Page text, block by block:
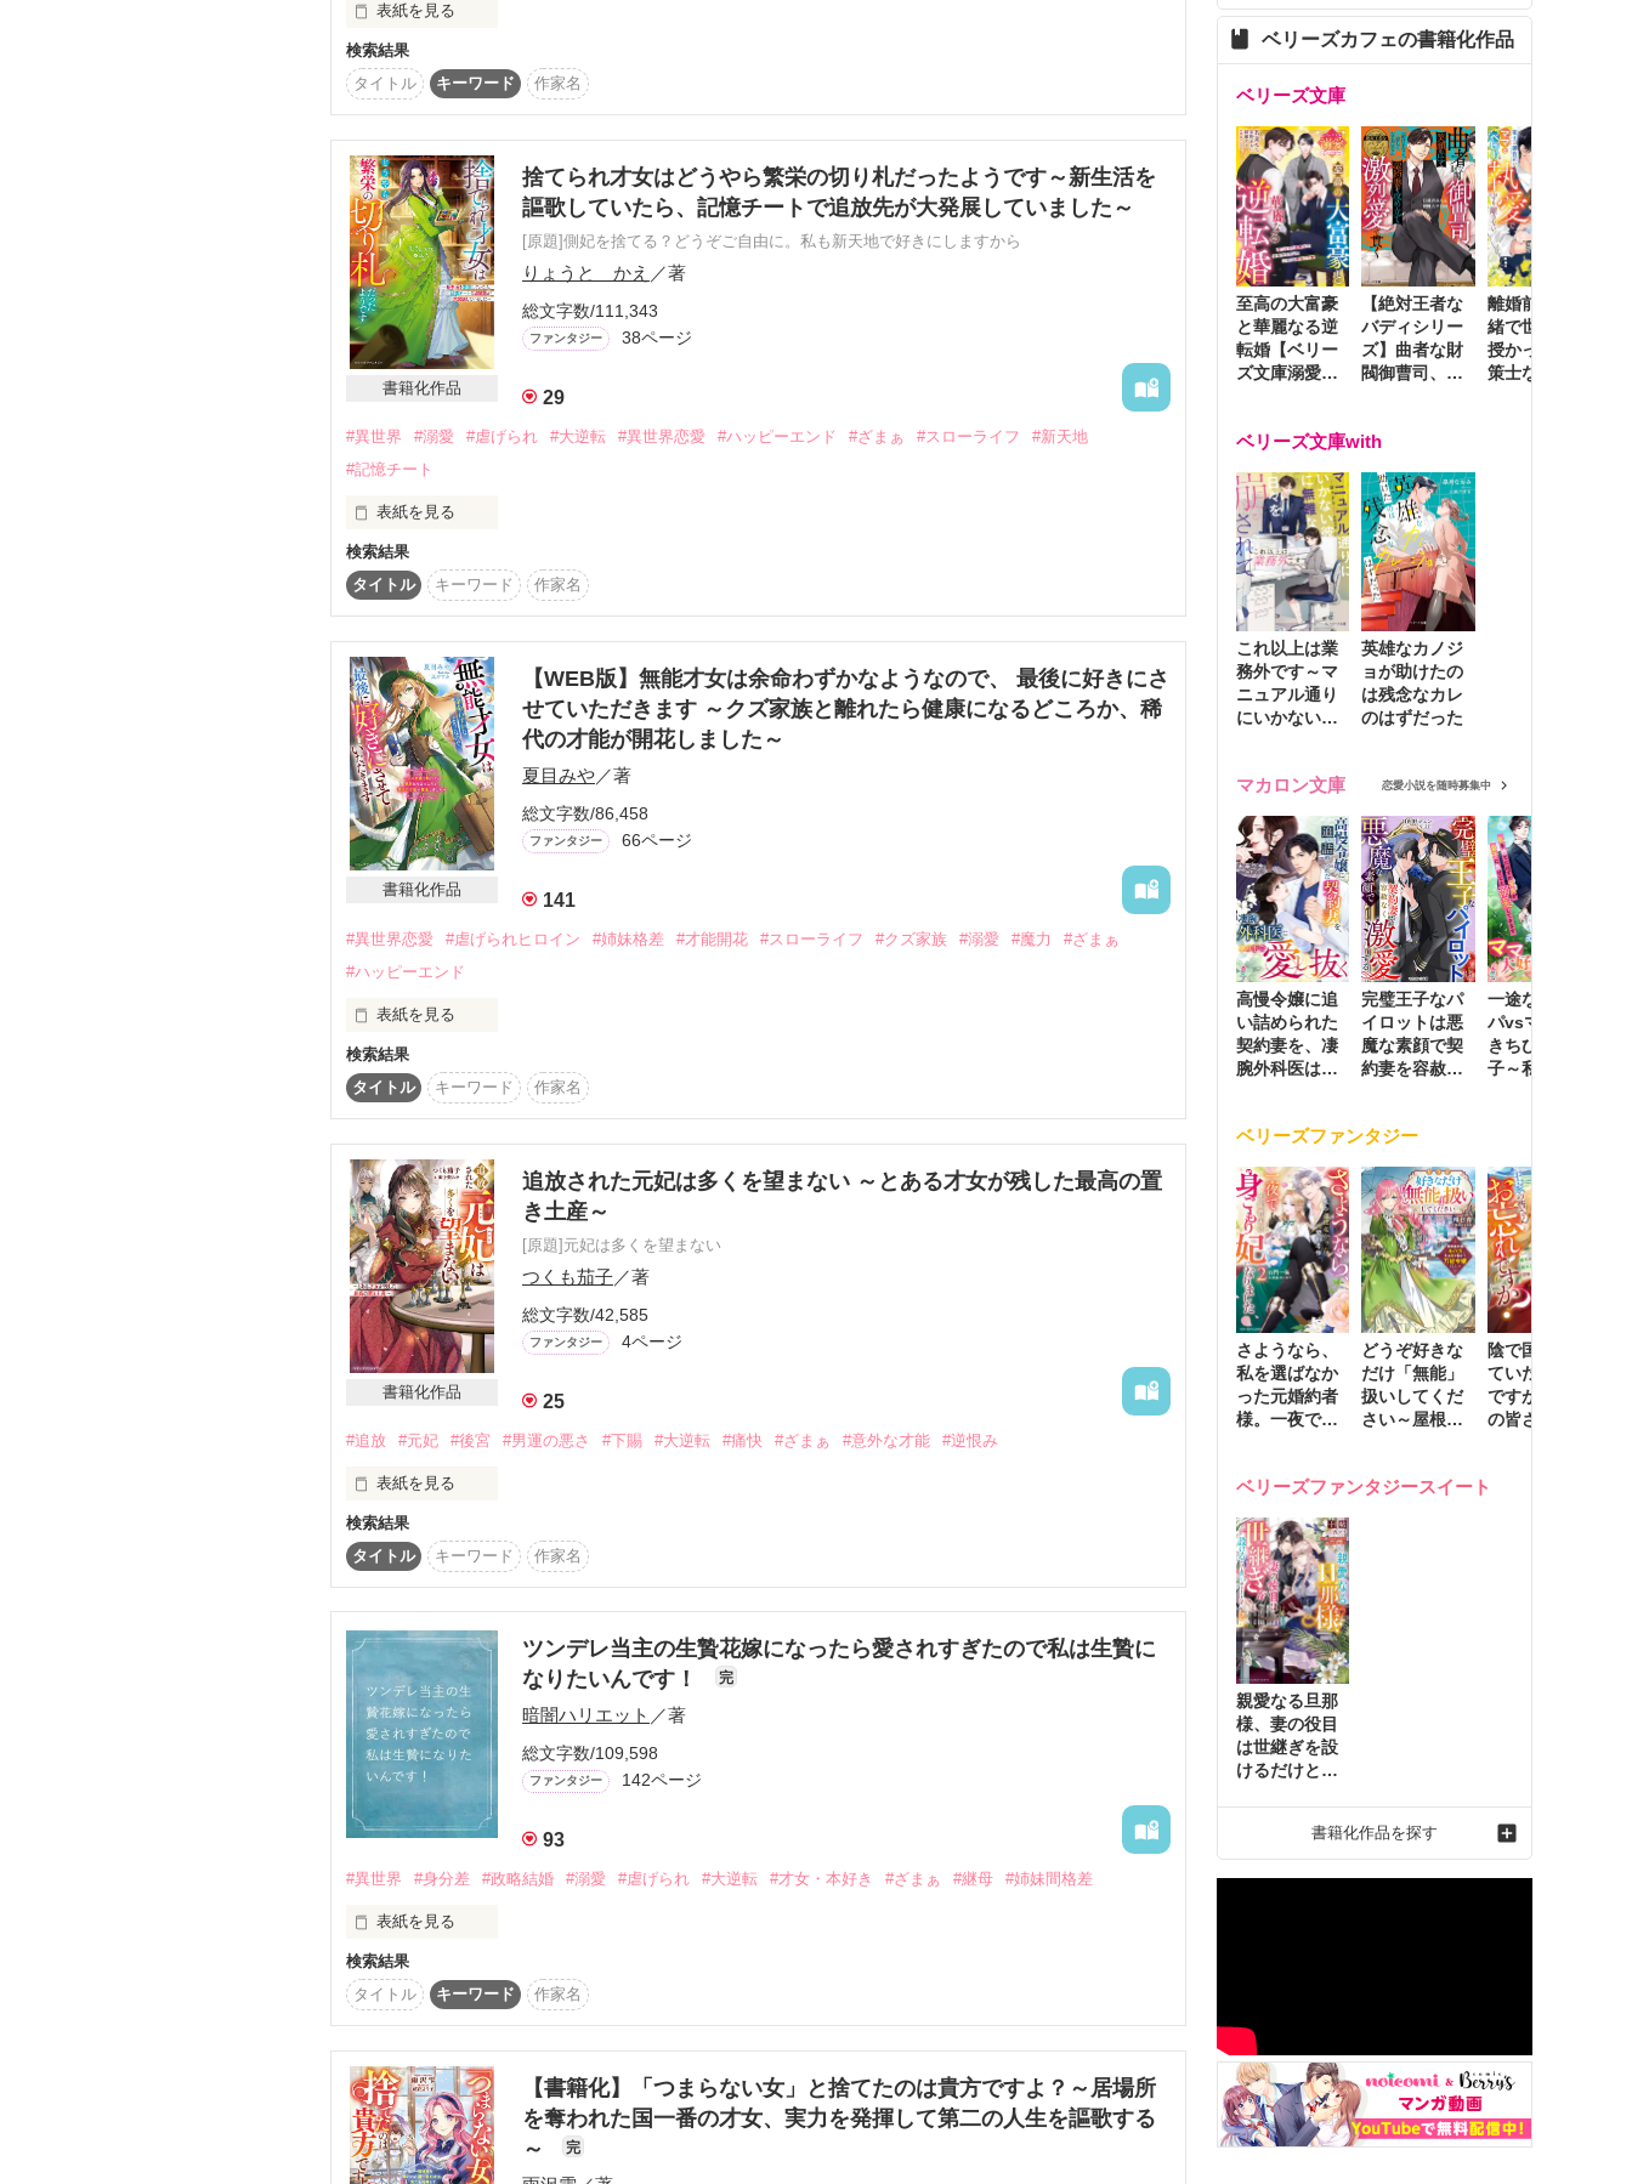
表紙を見る
クズ夫×異母妹
vs
お飾り妻×元婚約者
作品を読む
検索結果
タイトル
キーワード 作家名
書籍化作品
捨てられ才女はどうやら繁栄の切り札だったようです～新生活を
謳歌していたら、記憶チートで追放先が大発展していました～
[原題]側妃を捨てる？どうぞご自由に。私も新天地で好きにしますから
りょうと かえ ／著
総文字数/111,343
ファンタジー 38ページ
29
#異世界 #溺愛 #虐げられ #大逆転 #異世界恋愛 #ハッピーエンド #ざまぁ #スローライフ
#新天地
#記憶チート
表紙を見る
見たもの全てを記憶できる本好きの才女、コーデリア。
彼女はラッセリア公国の王妃として日々、仕事に追われていた。
しかし、ディルダは知らなかった。
辺境の地ヴォルデには無数の資源が眠っていること。
さらにヴォルデの隣には、コーデリアを高く評価するカリダード帝国の辺境伯レオールがいること
を……。
検索結果
タイトル
キーワード 作家名
書籍化作品
【WEB版】無能才女は余命わずかなようなので、 最後に好きにさ
せていただきます ～クズ家族と離れたら健康になるどころか、稀
代の才能が開花しました～
夏目みや／著
総文字数/86,458
ファンタジー 66ページ
141
#異世界恋愛 #虐げられヒロイン #姉妹格差 #才能開花 #スローライフ #クズ家族 #溺愛 #魔力
#ざまぁ
#ハッピーエンド
表紙を見る
2026/3/5　ベリーズファンタジー様で発売です。
『虐げられる日々にさようなら！　どうせ死ぬなら好きに生きます！』
※書籍化にあたり改稿をしており、Web版とは異なる部分があります※
検索結果
タイトル
キーワード 作家名
書籍化作品
追放された元妃は多くを望まない ～とある才女が残した最高の置
き土産～
[原題]元妃は多くを望まない
つくも茄子／著
総文字数/42,585
ファンタジー 4ページ
25
#追放 #元妃 #後宮 #男運の悪さ #下賜 #大逆転 #痛快 #ざまぁ #意外な才能 #逆恨み
表紙を見る
すべては策士な才女の手の中!?
我が道を楽しみ尽くす元妃の痛快大逆転劇‼
作品を読む
検索結果
タイトル
キーワード 作家名
ツンデレ当主の生贄花嫁になったら愛されすぎたので私は生贄に
なりたいんです！
完
暗闇ハリエット ／著
総文字数/109,598
ファンタジー 142ページ
93
#異世界 #身分差 #政略結婚 #溺愛 #虐げられ #大逆転 #才女・本好き #ざまぁ #継母 #姉妹間格差
表紙を見る
獣を祖先とする「獣筋」と呼ばれる者たちと人間が共存していた頃。
広大なシュヴァルツヴァルト（通称・黒い森）近隣のケンプテン大公国の第一公女リーゼ・グライスナ
左目を包帯で巻いて隠し、大公の後妻である継母のベルタと義妹のイルメラに虐げられながら召使とし
て働く毎日。
ある日、１９歳になったリーゼはイルメラから怖ろしい噂を聞く。
検索結果
タイトル
キーワード 作家名
【書籍化】「つまらない女」と捨てたのは貴方ですよ？～居場所
を奪われた国一番の才女、実力を発揮して第二の人生を謳歌する
～
完
ベリーズカフェの書籍化作品
ベリーズ文庫
至高の大富豪
と華麗なる逆
転婚【ベリー
ズ文庫溺愛ア
【絶対王者な
バディシリー
ズ】曲者な財
閥御曹司、笑
激烈愛で貫く
離婚前夜に内
緒で世継ぎを
授かったら～
策士な御曹司
ベリーズ文庫with
これ以上は業
務外です～マ
ニュアル通り
にいかない彼
英雄なカノジ
ョが助けたの
は残念なカレ
のはずだった
マカロン文庫 恋愛小説を随時募集中
高慢令嬢に追
い詰められた
契約妻を、凄
腕外科医はこ
完璧王子なパ
イロットは悪
魔な素顔で契
約妻を容赦な
一途な社長パ
パvsママ大好
きちびっこ息
子～私を捨て
ベリーズファンタジー
さようなら、
私を選ばなか
った元婚約者
様。一夜で大
ました２
どうぞ好きな
だけ「無能」
扱いしてくだ
さい～屋根裏
動かす万能令
陰で国を支え
ていたのは私
ですが、王家
の皆さんお忘
れ才女の辺境
ベリーズファンタジースイート
親愛なる旦那
様、妻の役目
は世継ぎを設
けるだけと聞
れ才女の幸せ
な結婚～2
書籍化作品を探す